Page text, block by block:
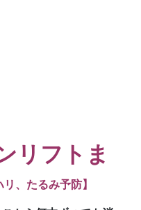
リフトま
リ、たるみ予防】